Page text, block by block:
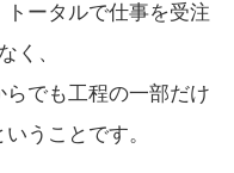
ータルで仕事を受注
く、
でも工程の一部だけ
うことです。